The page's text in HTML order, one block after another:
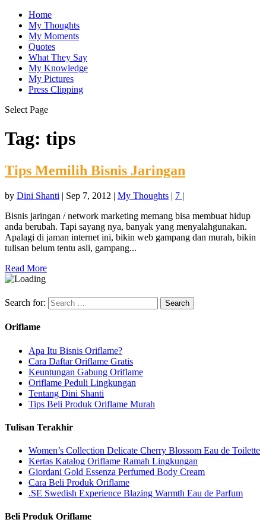
Home
My Thoughts
My Moments
Quotes
What They Say
My Knowledge
My Pictures
Press Clipping
Select Page
Tag: tips
Tips Memilih Bisnis Jaringan
by Dini Shanti | Sep 7, 2012 | My Thoughts | 7 |
Bisnis jaringan / network marketing memang bisa membuat hidup
anda berubah. Tapi sayang nya, banyak yang menyalahgunakan.
Apalagi di jaman internet ini, bikin web gampang dan murah, bikin
tulisan belum tentu asli, gampang...
Read More
Search for:
Oriflame
Apa Itu Bisnis Oriflame?
Cara Daftar Oriflame Gratis
Keuntungan Gabung Oriflame
Oriflame Peduli Lingkungan
Tentang Dini Shanti
Tips Beli Produk Oriflame Murah
Tulisan Terakhir
Women’s Collection Delicate Cherry Blossom Eau de Toilette
Kertas Katalog Oriflame Ramah Lingkungan
Giordani Gold Essenza Perfumed Body Cream
Cara Beli Produk Oriflame
.SE Swedish Experience Blazing Warmth Eau de Parfum
Beli Produk Oriflame